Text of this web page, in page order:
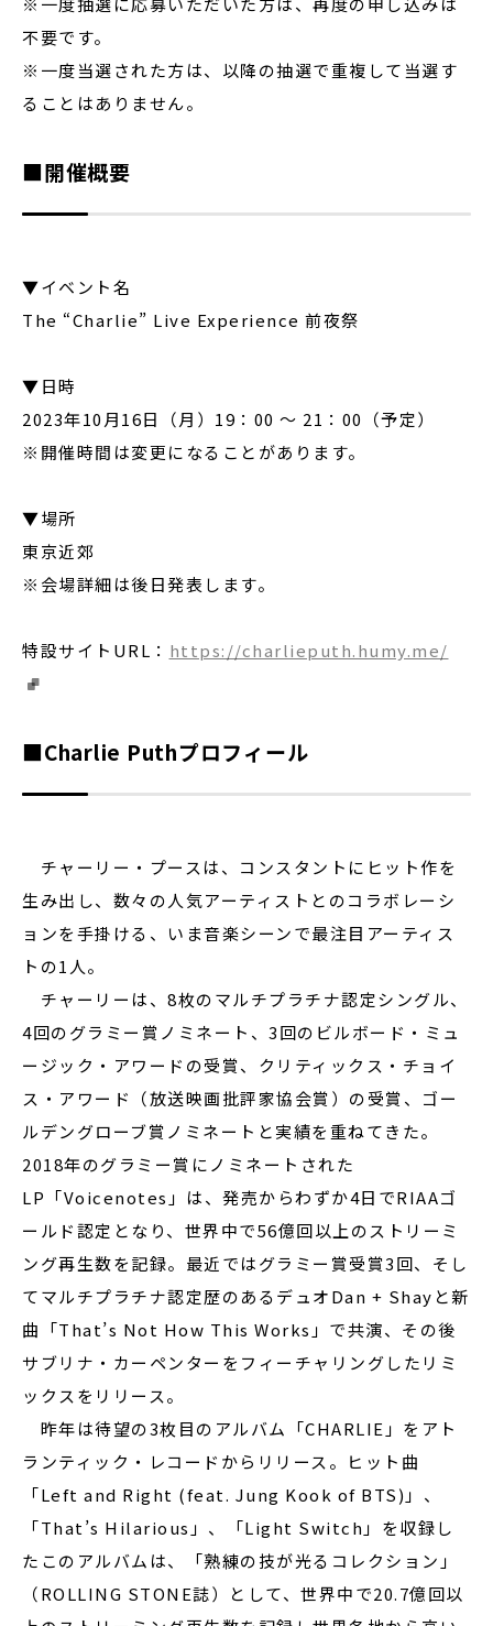
不要です。
※一度当選された方は、以降の抽選で重複して当選す
ることはありません。
■開催概要
▼イベント名
The “Charlie” Live Experience 前夜祭
▼日時
2023年10月16日（月）19：00 〜 21：00（予定）
※開催時間は変更になることがあります。
▼場所
東京近郊
※会場詳細は後日発表します。
特設サイトURL： https://charlieputh.humy.me/
■Charlie Puthプロフィール
チャーリー・プースは、コンスタントにヒット作を
生み出し、数々の人気アーティストとのコラボレーシ
ョンを手掛ける、いま音楽シーンで最注目アーティス
トの1人。
チャーリーは、8枚のマルチプラチナ認定シングル、
4回のグラミー賞ノミネート、3回のビルボード・ミュ
ージック・アワードの受賞、クリティックス・チョイ
ス・アワード（放送映画批評家協会賞）の受賞、ゴー
ルデングローブ賞ノミネートと実績を重ねてきた。
2018年のグラミー賞にノミネートされた
LP「Voicenotes」は、発売からわずか4日でRIAAゴ
ールド認定となり、世界中で56億回以上のストリーミ
ング再生数を記録。最近ではグラミー賞受賞3回、そし
てマルチプラチナ認定歴のあるデュオDan + Shayと新
曲「That’s Not How This Works」で共演、その後
サブリナ・カーペンターをフィーチャリングしたリミ
ックスをリリース。
昨年は待望の3枚目のアルバム「CHARLIE」をアト
ランティック・レコードからリリース。ヒット曲
「Left and Right (feat. Jung Kook of BTS)」、
「That’s Hilarious」、「Light Switch」を収録し
たこのアルバムは、「熟練の技が光るコレクション」
（ROLLING STONE誌）として、世界中で20.7億回以